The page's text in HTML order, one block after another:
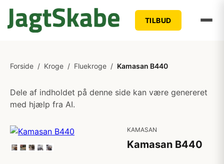
TILBUD
Forside / Kroge / Fluekroge / Kamasan B440
Dele af indholdet på denne side kan være genereret
med hjælp fra AI.
KAMASAN
Kamasan B440